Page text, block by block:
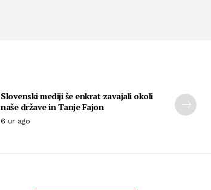
Slovenski mediji še enkrat zavajali okoli
naše države in Tanje Fajon
6 ur ago